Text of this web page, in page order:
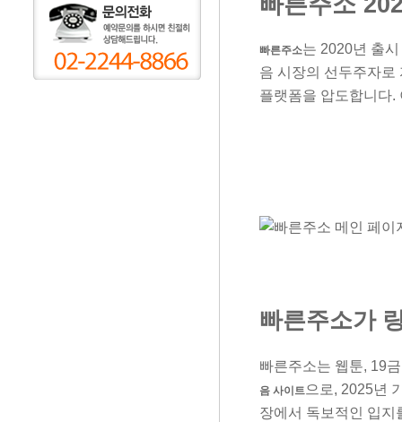
빠른주소는 2020년 출
음 시장의 선두주자로
플랫폼을 압도합니다.
빠른주소가
빠른주소는 웹툰, 19
음 사이트으로, 2025년
장에서 독보적인 입